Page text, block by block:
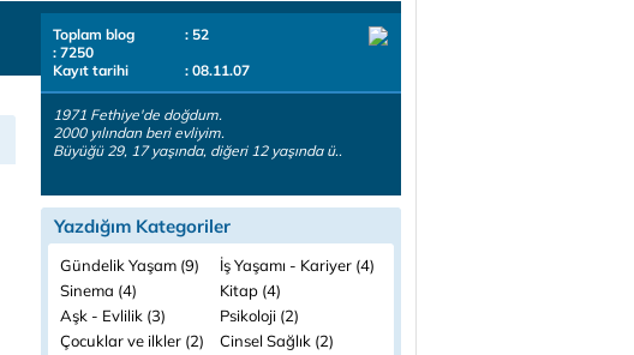
Toplam blog
: 52
: 7250
Kayıt tarihi
: 08.11.07
1971 Fethiye'de doğdum.
2000 yılından beri evliyim.
Büyüğü 29, 17 yaşında, diğeri 12 yaşında ü..
Yazdığım Kategoriler
Gündelik Yaşam (9)
İş Yaşamı - Kariyer (4)
Sinema (4)
Kitap (4)
Aşk - Evlilik (3)
Psikoloji (2)
Çocuklar ve ilkler (2)
Cinsel Sağlık (2)